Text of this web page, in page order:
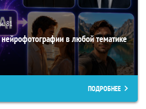
81
в любой тематике
ПОДРОБНЕЕ